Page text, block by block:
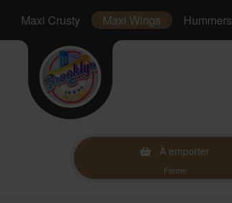
Maxi Crusty Maxi Wings Hummers
À emporter
Fermé